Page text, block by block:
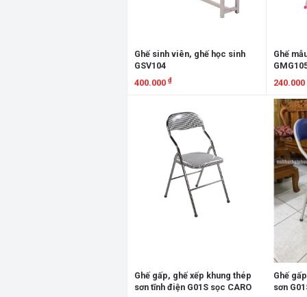
Ghế sinh viên, ghế học sinh
GSV104
400.000 ₫
Ghế
240.000
Xem
Ghế gấp, ghế xếp khung thép
sơn tĩnh điện G01S sọc CARO
Ghế
sơn